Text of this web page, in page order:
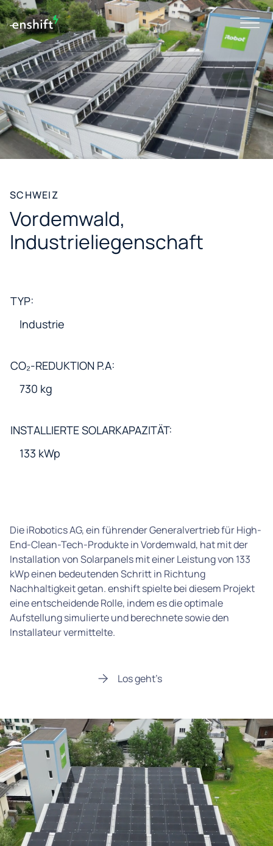
SCHWEIZ
Vordemwald,
Industrieliegenschaft
TYP:
Industrie
CO₂-REDUKTION P.A:
730 kg
INSTALLIERTE SOLARKAPAZITÄT:
133 kWp
Die iRobotics AG, ein führender Generalvertrieb für High-
End-Clean-Tech-Produkte in Vordemwald, hat mit der
Installation von Solarpanels mit einer Leistung von 133
kWp einen bedeutenden Schritt in Richtung
Nachhaltigkeit getan. enshift spielte bei diesem Projekt
eine entscheidende Rolle, indem es die optimale
Aufstellung simulierte und berechnete sowie den
Installateur vermittelte.
Los geht’s